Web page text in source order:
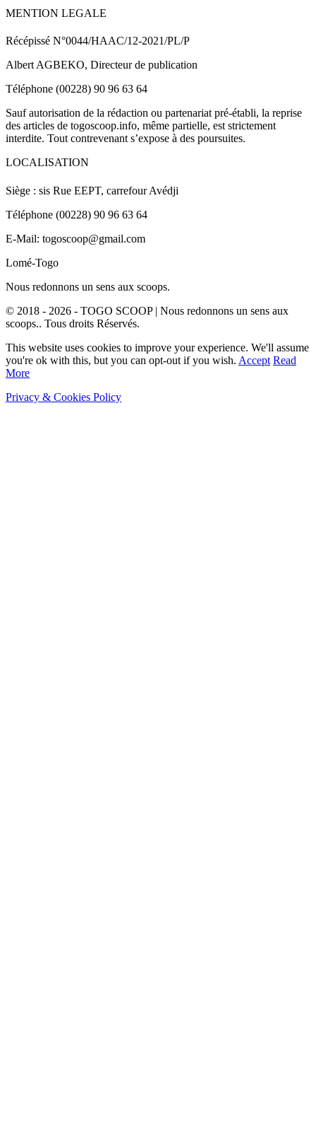
MENTION LEGALE
Récépissé N°0044/HAAC/12-2021/PL/P
Albert AGBEKO, Directeur de publication
Téléphone (00228) 90 96 63 64
Sauf autorisation de la rédaction ou partenariat pré-établi, la reprise
des articles de togoscoop.info, même partielle, est strictement
interdite. Tout contrevenant s’expose à des poursuites.
LOCALISATION
Siège : sis Rue EEPT, carrefour Avédji
Téléphone (00228) 90 96 63 64
E-Mail: togoscoop@gmail.com
Lomé-Togo
Nous redonnons un sens aux scoops.
© 2018 - 2026 - TOGO SCOOP | Nous redonnons un sens aux
scoops.. Tous droits Réservés.
This website uses cookies to improve your experience. We'll assume
you're ok with this, but you can opt-out if you wish. Accept Read
More
Privacy & Cookies Policy